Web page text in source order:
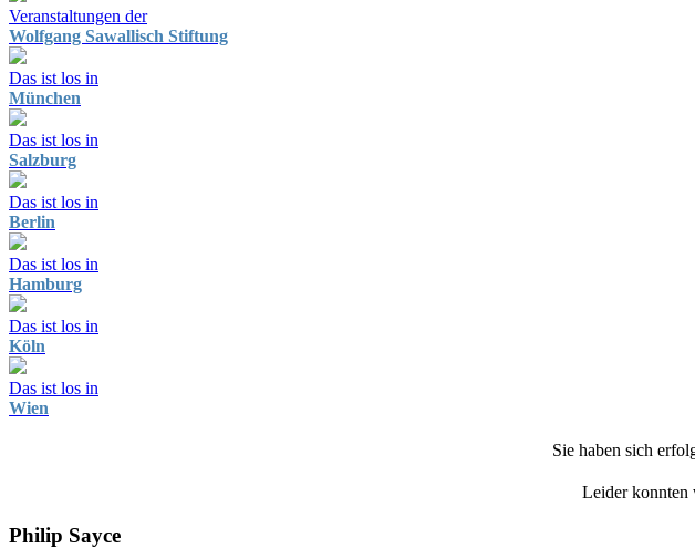
Veranstaltungen der
Wolfgang Sawallisch Stiftung
Das ist los in
München
Das ist los in
Salzburg
Das ist los in
Berlin
Das ist los in
Hamburg
Das ist los in
Köln
Das ist los in
Wien
Sie haben sich
Leider konnten
Philip Sayce